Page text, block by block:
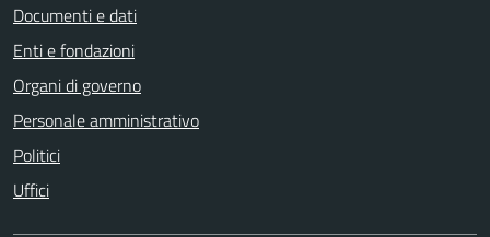
Documenti e dati
Enti e fondazioni
Organi di governo
Personale amministrativo
Politici
Uffici